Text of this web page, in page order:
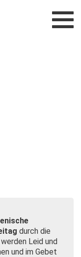
durch die
Leid und
und im Gebet